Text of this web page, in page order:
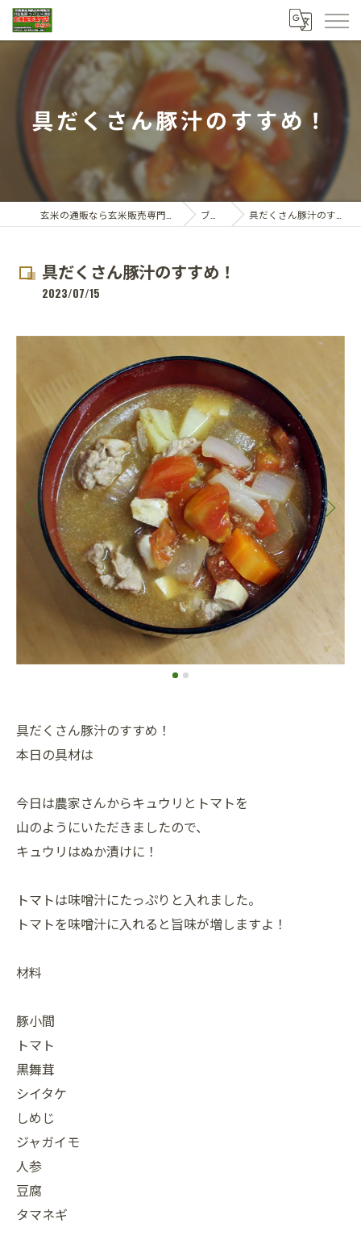
具だくさん豚汁のすすめ！
ブログ 具だくさん豚汁のすすめ！
具だくさん豚汁のすすめ！
2023/07/15
具だくさん豚汁のすすめ！
本日の具材は
今日は農家さんからキュウリとトマトを
山のようにいただきましたので、
キュウリはぬか漬けに！
トマトは味噌汁にたっぷりと入れました。
トマトを味噌汁に入れると旨味が増しますよ！
材料
豚小間
トマト
黒舞茸
シイタケ
しめじ
ジャガイモ
人参
豆腐
タマネギ